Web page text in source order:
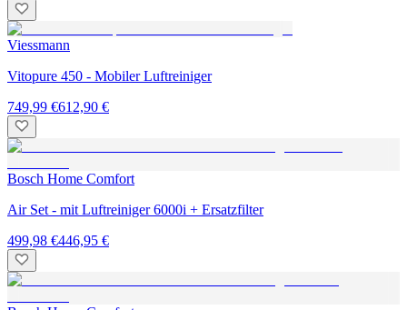
Viessmann
Vitopure 450 - Mobiler Luftreiniger
749,99 €612,90 €
Bosch Home Comfort
Air Set - mit Luftreiniger 6000i + Ersatzfilter
499,98 €446,95 €